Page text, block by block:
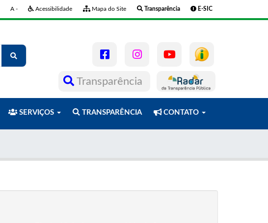
A - Acessibilidade Mapa do Site Transparência E-SIC
Transparência
SERVIÇOS TRANSPARÊNCIA CONTATO